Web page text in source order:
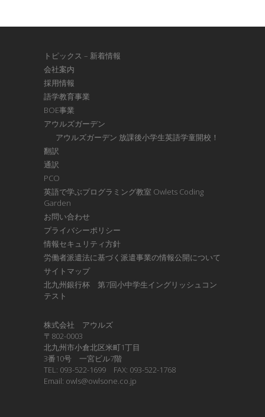
トピックス – 新着情報
会社案内
採用情報
語学教育事業
BOE事業
アウルズガーデン
アウルズガーデン 放課後小学生英語学童開校！
翻訳
通訳
PCO
英語で学ぶプログラミング教室 Owlets Coding
Garden
お問い合わせ
プライバシーポリシー
情報セキュリティ方針
労働者派遣法に基づく派遣事業の情報公開について
サイトマップ
北九州銀行杯 第7回小中学生イングリッシュコン
テスト
株式会社 アウルズ
〒802-0003
北九州市小倉北区米町1丁目
3番10号 一宮ビル7階
TEL: 093-522-1699 FAX: 093-522-1768
Email: owls@owlsone.co.jp